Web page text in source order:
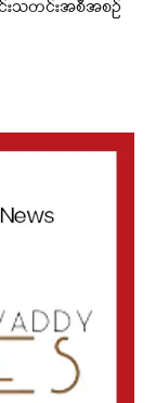
းသတင်းအစီအစဉ်